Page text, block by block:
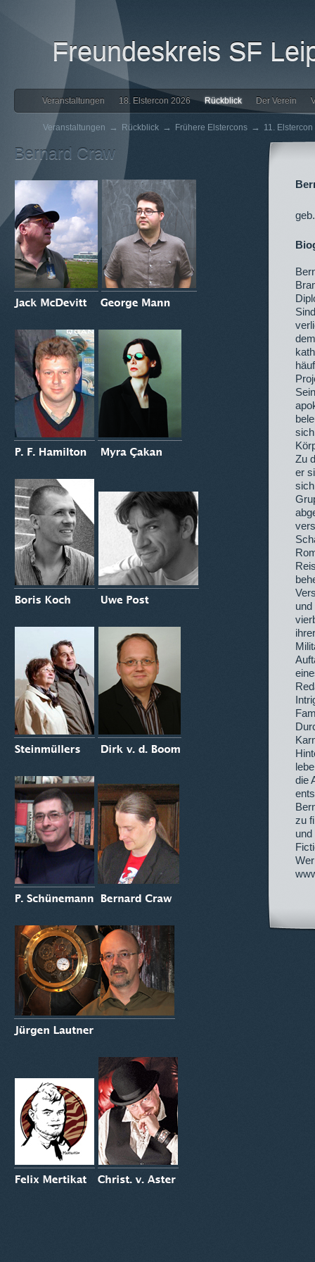
Freundeskreis SF
Veranstaltungen 18. Elstercon 2026 Rückblick Der Verein
Veranstaltungen → Rückblick → Frühere Elstercons → 11.
Zu
er
die
zu
Bernard Craw